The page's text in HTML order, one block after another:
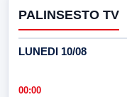
PALINSESTO TV
LUNEDI 10/08
00:00